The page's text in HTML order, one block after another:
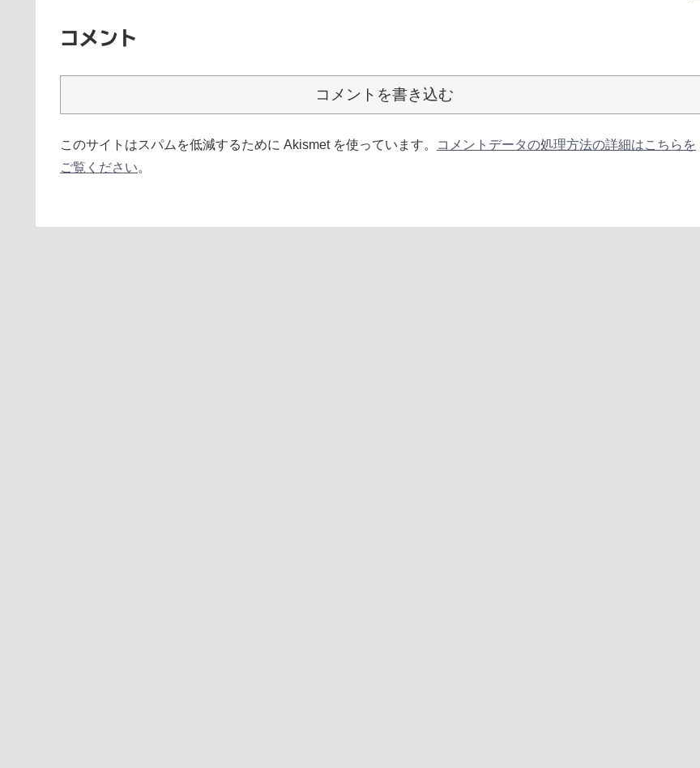
コメント
コメントを書き込む
このサイトはスパムを低減するために Akismet を使っています。
コメントデータの処理方法の詳細はこちらを
ご覧ください。